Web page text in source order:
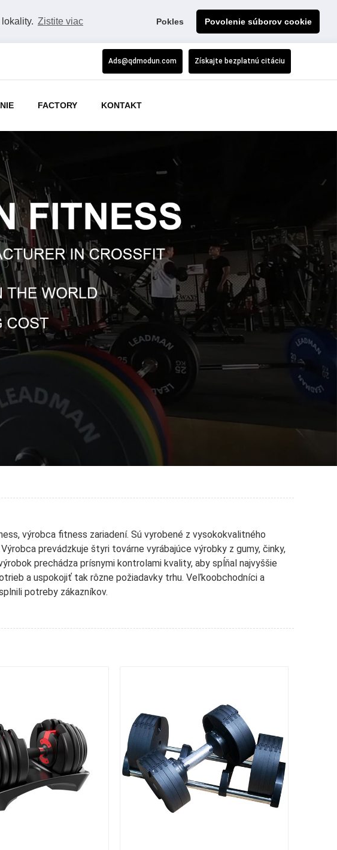
Zistite viac Pokles Povolenie súborov cookie
Ads@qdmodun.com Získajte bezplatnú citáciu
FACTORY KONTAKT
výrobca fitness zariadení. Sú vyrobené z vysokokvalitného
prevádzkuje štyri továrne vyrábajúce výrobky z gumy, činky,
prechádza prísnymi kontrolami kvality, aby spĺňal najvyššie
a uspokojiť tak rôzne požiadavky trhu. Veľkoobchodníci a
potreby zákazníkov.